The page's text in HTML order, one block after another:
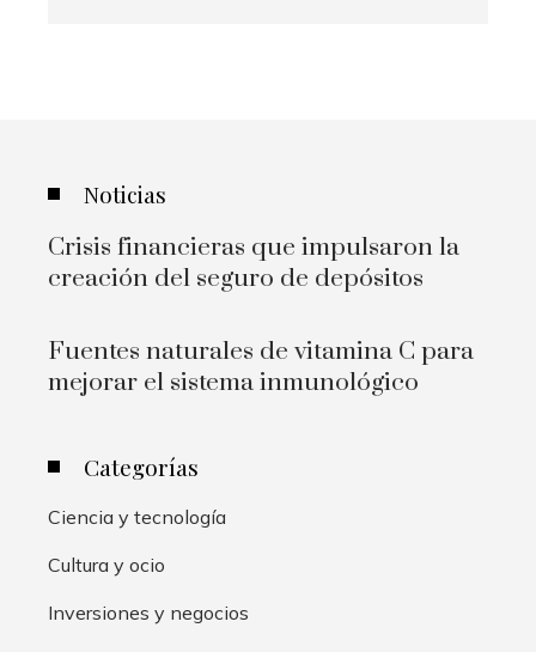
Noticias
Crisis financieras que impulsaron la
creación del seguro de depósitos
Fuentes naturales de vitamina C para
mejorar el sistema inmunológico
Categorías
Ciencia y tecnología
Cultura y ocio
Inversiones y negocios